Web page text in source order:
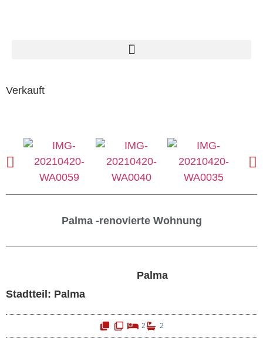
Verkauft
Palma -renovierte Wohnung
Palma
Stadtteil: Palma
2 2